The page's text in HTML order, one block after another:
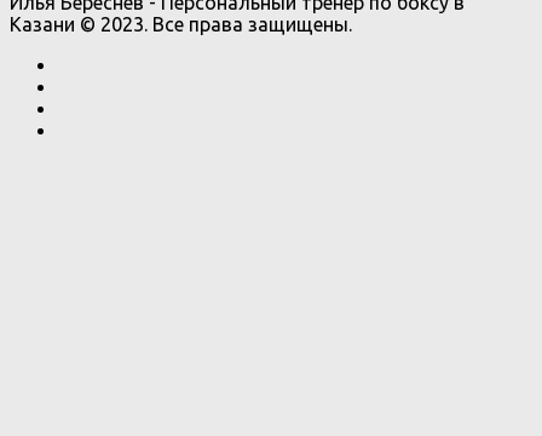
Казани © 2023. Все права защищены.